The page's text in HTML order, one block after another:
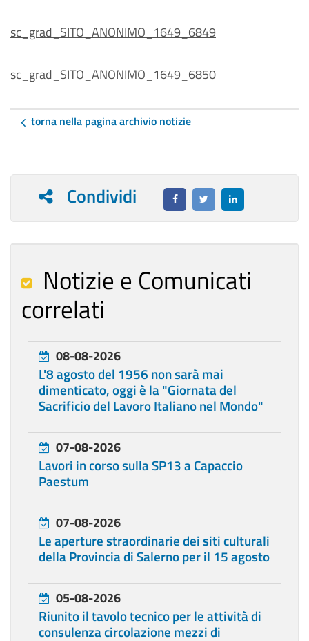
sc_grad_SITO_ANONIMO_1649_6849
sc_grad_SITO_ANONIMO_1649_6850
torna nella pagina archivio notizie
Condividi
Notizie e Comunicati
correlati
08-08-2026
L'8 agosto del 1956 non sarà mai
dimenticato, oggi è la "Giornata del
Sacrificio del Lavoro Italiano nel Mondo"
07-08-2026
Lavori in corso sulla SP13 a Capaccio
Paestum
07-08-2026
Le aperture straordinarie dei siti culturali
della Provincia di Salerno per il 15 agosto
05-08-2026
Riunito il tavolo tecnico per le attività di
consulenza circolazione mezzi di